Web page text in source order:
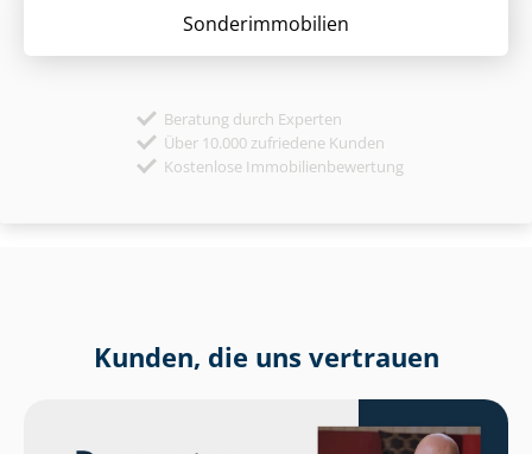
Sonder­immobilien
Beratung durch Experten
Über 10.000 zufriedene Kunden
Kostenlose Immobilienbewertung
Kunden, die uns vertrauen